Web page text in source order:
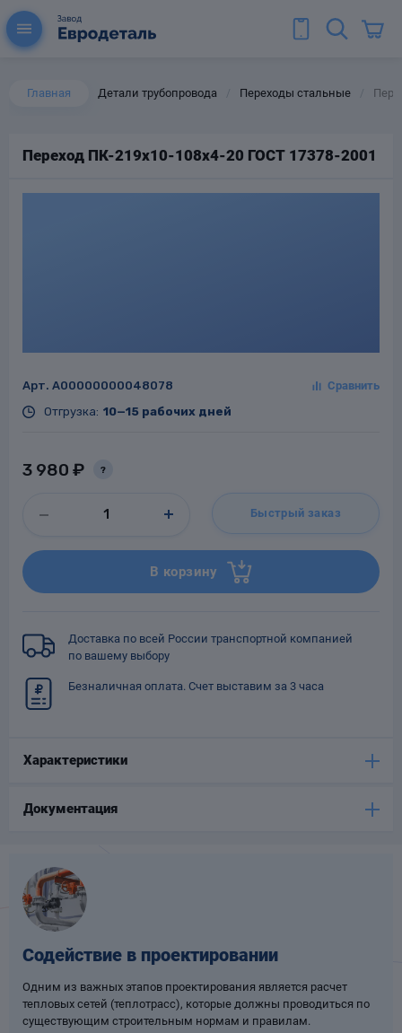
Главная Детали трубопровода Переходы стальные
Переход ПК-219х10-108х4-20 ГОСТ 17378-2001
Арт. A00000000048078
Отгрузка: 10—15 рабочих дней
3 980 ₽ ?
Быстрый заказ
В корзину
Доставка по всей России транспортной компанией
по вашему выбору
Безналичная оплата. Счет выставим за 3 часа
Характеристики
Документация
Содействие в проектировании
Одним из важных этапов проектирования является расчет
тепловых сетей (теплотрасс), которые должны проводиться по
существующим строительным нормам и правилам.
Колена для труб
стальные
Фланцы стальные
Хомуты для труб